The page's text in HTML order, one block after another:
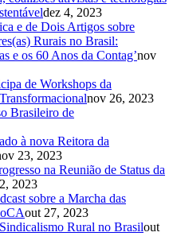
dez 4, 2023
e de Dois Artigos sobre
Rurais no Brasil:
e os 60 Anos da Contag’nov
de Workshops da
nov 26, 2023
Brasileiro de
à nova Reitora da
23, 2023
na Reunião de Status da
2023
sobre a Marcha das
out 27, 2023
Rural no Brasilout